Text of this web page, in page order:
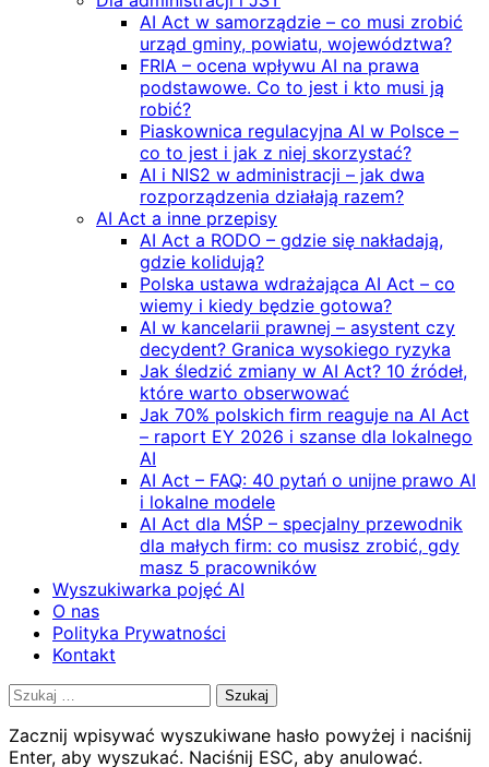
AI Act w samorządzie – co musi zrobić
urząd gminy, powiatu, województwa?
FRIA – ocena wpływu AI na prawa
podstawowe. Co to jest i kto musi ją
robić?
Piaskownica regulacyjna AI w Polsce –
co to jest i jak z niej skorzystać?
AI i NIS2 w administracji – jak dwa
rozporządzenia działają razem?
AI Act a inne przepisy
AI Act a RODO – gdzie się nakładają,
gdzie kolidują?
Polska ustawa wdrażająca AI Act – co
wiemy i kiedy będzie gotowa?
AI w kancelarii prawnej – asystent czy
decydent? Granica wysokiego ryzyka
Jak śledzić zmiany w AI Act? 10 źródeł,
które warto obserwować
Jak 70% polskich firm reaguje na AI Act
– raport EY 2026 i szanse dla lokalnego
AI
AI Act – FAQ: 40 pytań o unijne prawo AI
i lokalne modele
AI Act dla MŚP – specjalny przewodnik
dla małych firm: co musisz zrobić, gdy
masz 5 pracowników
Wyszukiwarka pojęć AI
O nas
Polityka Prywatności
Kontakt
Szukaj:
Zacznij wpisywać wyszukiwane hasło powyżej i naciśnij
Enter, aby wyszukać. Naciśnij ESC, aby anulować.